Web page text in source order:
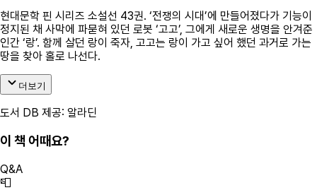
현대문학 핀 시리즈 소설선 43권. ‘전쟁의 시대’에 만들어졌다가 기능이
정지된 채 사막에 파묻혀 있던 로봇 ‘고고’, 그에게 새로운 생명을 안겨준
인간 ‘랑’. 함께 살던 랑이 죽자, 고고는 랑이 가고 싶어 했던 과거로 가는
땅을 찾아 홀로 나선다.
더보기
도서 DB 제공: 알라딘
이 책 어때요?
Q&A
📮